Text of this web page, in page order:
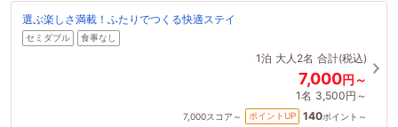
選ぶ楽しさ満載！ふたりでつくる快適ステイ
セミダブル 食事なし
1泊 大人2名 合計(税込)
7,000円～
1名 3,500円～
7,000スコア～ ポイントUP 140ポイント～